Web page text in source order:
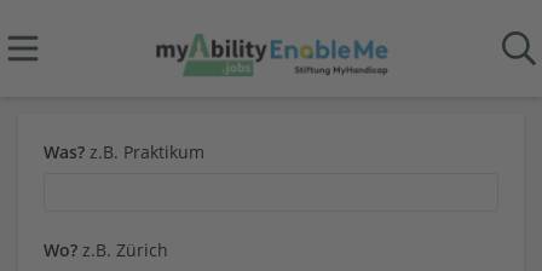
Was? z.B. Praktikum
Wo? z.B. Zürich